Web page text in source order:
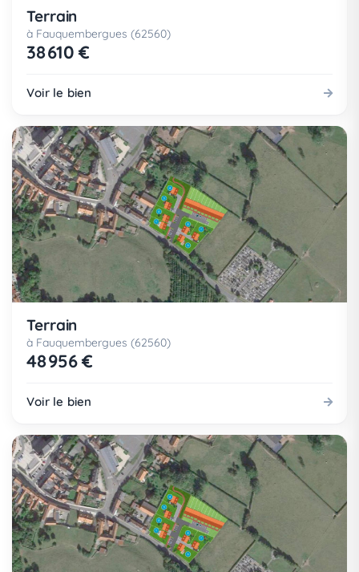
Terrain
à Fauquembergues (62560)
38 610 €
Voir le bien
Terrain
à Fauquembergues (62560)
48 956 €
Voir le bien